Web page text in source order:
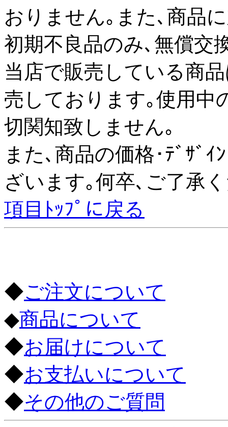
おりません｡また､商品
初期不良品のみ､無償交
当店で販売している商
売しております｡使用中
切関知致しません｡
また､商品の価格･ﾃﾞｻﾞ
ざいます｡何卒､ご了承
項目ﾄｯﾌﾟに戻る
◆ご注文について
◆商品について
◆お届けについて
◆お支払いについて
◆その他のご質問